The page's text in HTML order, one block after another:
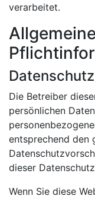
verarbeitet.
Datenschutz
Die Betreiber
persönlichen
entsprechend den
dieser
Wenn Sie diese